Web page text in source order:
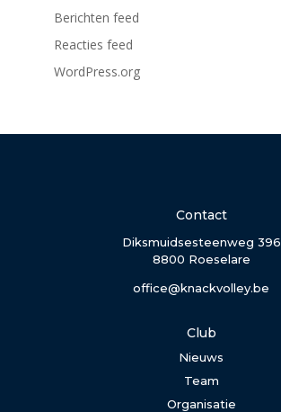
Berichten feed
Reacties feed
WordPress.org
Contact
Diksmuidsesteenweg 396
8800 Roeselare
office@knackvolley.be
Club
Nieuws
Team
Organisatie